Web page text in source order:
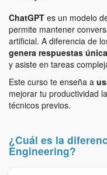
ChatGPT es un modelo
permite mantener
artificial. A diferencia de
genera respuestas
y asiste en tareas
Este curso te enseña a
mejorar tu productividad
técnicos previos.
¿Cuál es la
Engineering?